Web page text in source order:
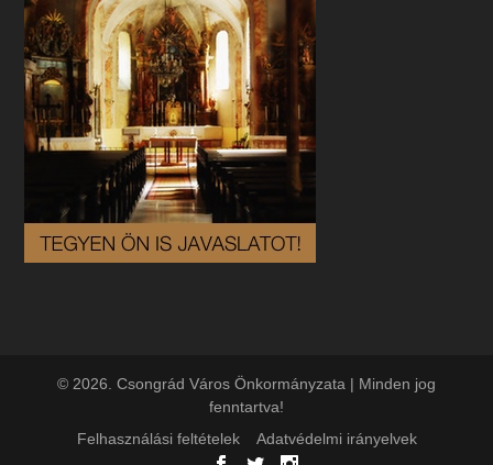
© 2026. Csongrád Város Önkormányzata | Minden jog
fenntartva!
Felhasználási feltételek
Adatvédelmi irányelvek